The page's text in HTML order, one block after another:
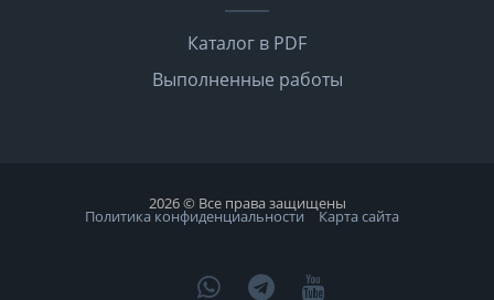
Каталог в PDF
Выполненные работы
2026 © Все права защищены
Политика конфиденциальности Карта сайта